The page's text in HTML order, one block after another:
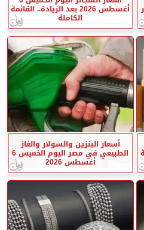
أغسطس 2026 بعد الزيادة.. القائمة
الكاملة
أسعار البنزين والسولار والغاز
الطبيعي في مصر اليوم الخميس 6
أغسطس 2026